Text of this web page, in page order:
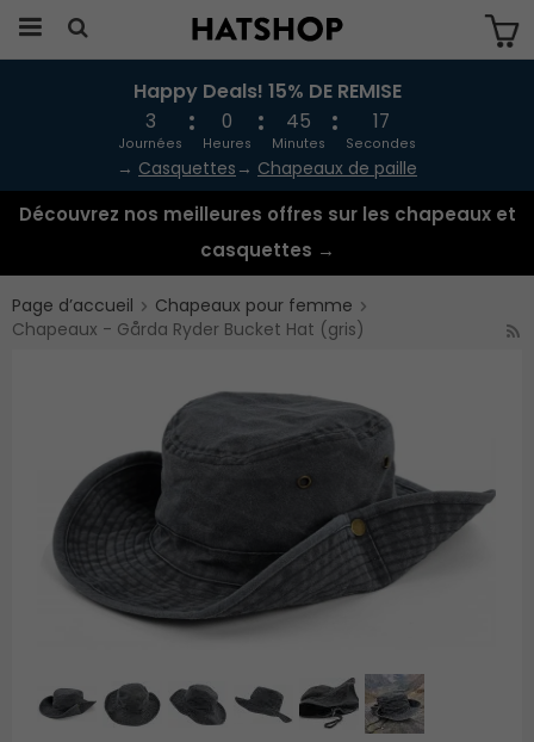
Produkten har blivit tillagd i varukorgen
Happy Deals! 15% DE REMISE
3
Journées
0
Heures
45
Minutes
16
Secondes
→ Casquettes → Chapeaux de paille
Découvrez nos meilleures offres sur les chapeaux et
casquettes →
Page d’accueil
Chapeaux pour femme
Chapeaux - Gårda Ryder Bucket Hat (gris)